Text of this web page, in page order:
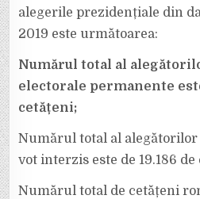
alegerile prezidențiale din
2019 este următoarea:
Numărul total al
electorale permanente este
cetățeni;
Numărul total al alegătorilor
vot interzis este de 19.186 de
Numărul total de cetățeni